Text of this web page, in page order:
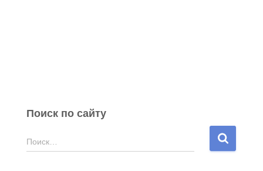
Поиск по сайту
Н
а
Поиск…